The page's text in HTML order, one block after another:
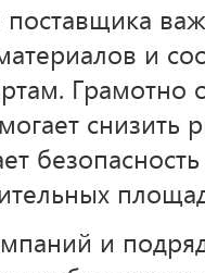
и
Грамотно
снизить
и